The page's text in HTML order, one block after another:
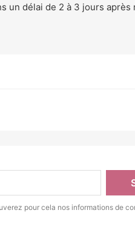
un délai de 2 à 3 jours après
pour cela nos informations de